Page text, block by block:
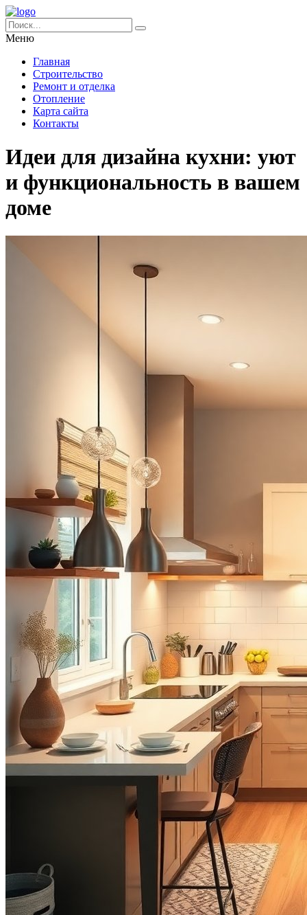
Меню
Главная
Строительство
Ремонт и отделка
Отопление
Карта сайта
Контакты
Идеи для дизайна кухни: уют
и функциональность в вашем
доме